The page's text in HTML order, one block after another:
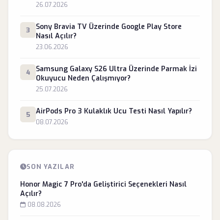
26.07.2026
3
Sony Bravia TV Üzerinde Google Play Store
Nasıl Açılır?
23.06.2026
4
Samsung Galaxy S26 Ultra Üzerinde Parmak İzi
Okuyucu Neden Çalışmıyor?
25.07.2026
5 AirPods Pro 3 Kulaklık Ucu Testi Nasıl Yapılır?
08.07.2026
SON YAZILAR
Honor Magic 7 Pro'da Geliştirici Seçenekleri Nasıl
Açılır?
08.08.2026